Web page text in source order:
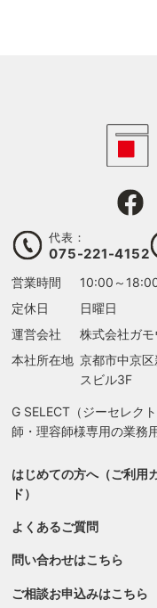
代表：
075-221-4152
営業時間
10:00～
定休日
日曜日
運営会社
株式会社ガ
本社所在地 京都市中京
スビル3F
G SELECT（ジーセレク
師・理容師様専用の業務
はじめての方へ（ご利用
ド）
よくあるご質問
問い合わせはこちら
ご相談お申込みはこちら